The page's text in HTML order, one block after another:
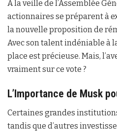
À la veille de l’Assemblée
actionnaires se préparent à
la nouvelle proposition de
Avec son talent indéniable à
place est précieuse. Mais,
vraiment sur ce vote ?
L’Importance de Musk
Certaines grandes
tandis que d’autres